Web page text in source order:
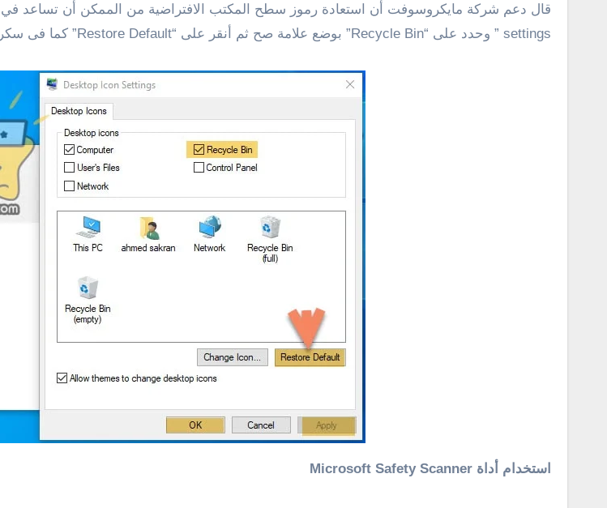
settings ” وحدد على “Recycle Bin” بوضع علامة صح ثم أنقر على “Restore Default” كما فى سكرين شوت أناه .
استخدام أداة Microsoft Safety Scanner